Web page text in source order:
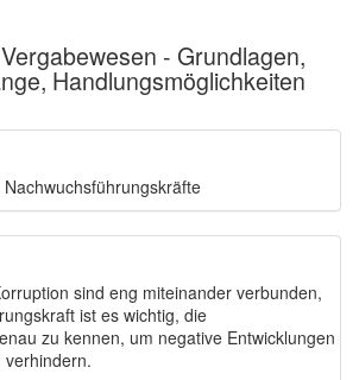
- Grundlagen,
Handlungsmöglichkeiten
sind eng miteinander verbunden,
ist es wichtig, die
zu kennen, um negative Entwicklungen